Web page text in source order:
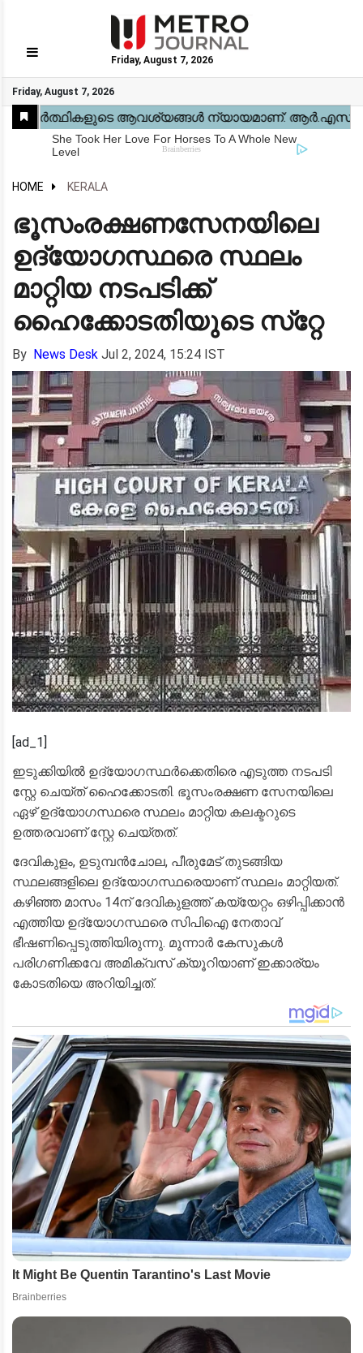
Friday, August 7, 2026
Friday, August 7, 2026
GO
Home
Kerala
National
Gulf
World
Sports
Movies
Health
Automobile
Travel
Education
Novel
Business
Technology
Webstory
HOME KERALA
ഭൂസംരക്ഷണസേനയിലെ
ഉദ്യോഗസ്ഥരെ സ്ഥലം
മാറ്റിയ നടപടിക്ക്
ഹൈക്കോടതിയുടെ സ്‌റ്റേ
By News Desk Jul 2, 2024, 15:24 IST
[ad_1]
ഇടുക്കിയിൽ ഉദ്യോഗസ്ഥർക്കെതിരെ എടുത്ത നടപടി
സ്റ്റേ ചെയ്ത് ഹൈക്കോടതി. ഭൂസംരക്ഷണ സേനയിലെ
ഏഴ് ഉദ്യോഗസ്ഥരെ സ്ഥലം മാറ്റിയ കലക്ടറുടെ
ഉത്തരവാണ് സ്റ്റേ ചെയ്തത്.
ദേവികുളം, ഉടുമ്പൻചോല, പീരുമേട് തുടങ്ങിയ
സ്ഥലങ്ങളിലെ ഉദ്യോഗസ്ഥരെയാണ് സ്ഥലം മാറ്റിയത്.
കഴിഞ്ഞ മാസം 14ന് ദേവികുളത്ത് കയ്യേറ്റം ഒഴിപ്പിക്കാൻ
എത്തിയ ഉദ്യോഗസ്ഥരെ സിപിഐ നേതാവ്
ഭീഷണിപ്പെടുത്തിയിരുന്നു. മൂന്നാർ കേസുകൾ
പരിഗണിക്കവേ അമിക്വസ് ക്യൂറിയാണ് ഇക്കാര്യം
കോടതിയെ അറിയിച്ചത്.